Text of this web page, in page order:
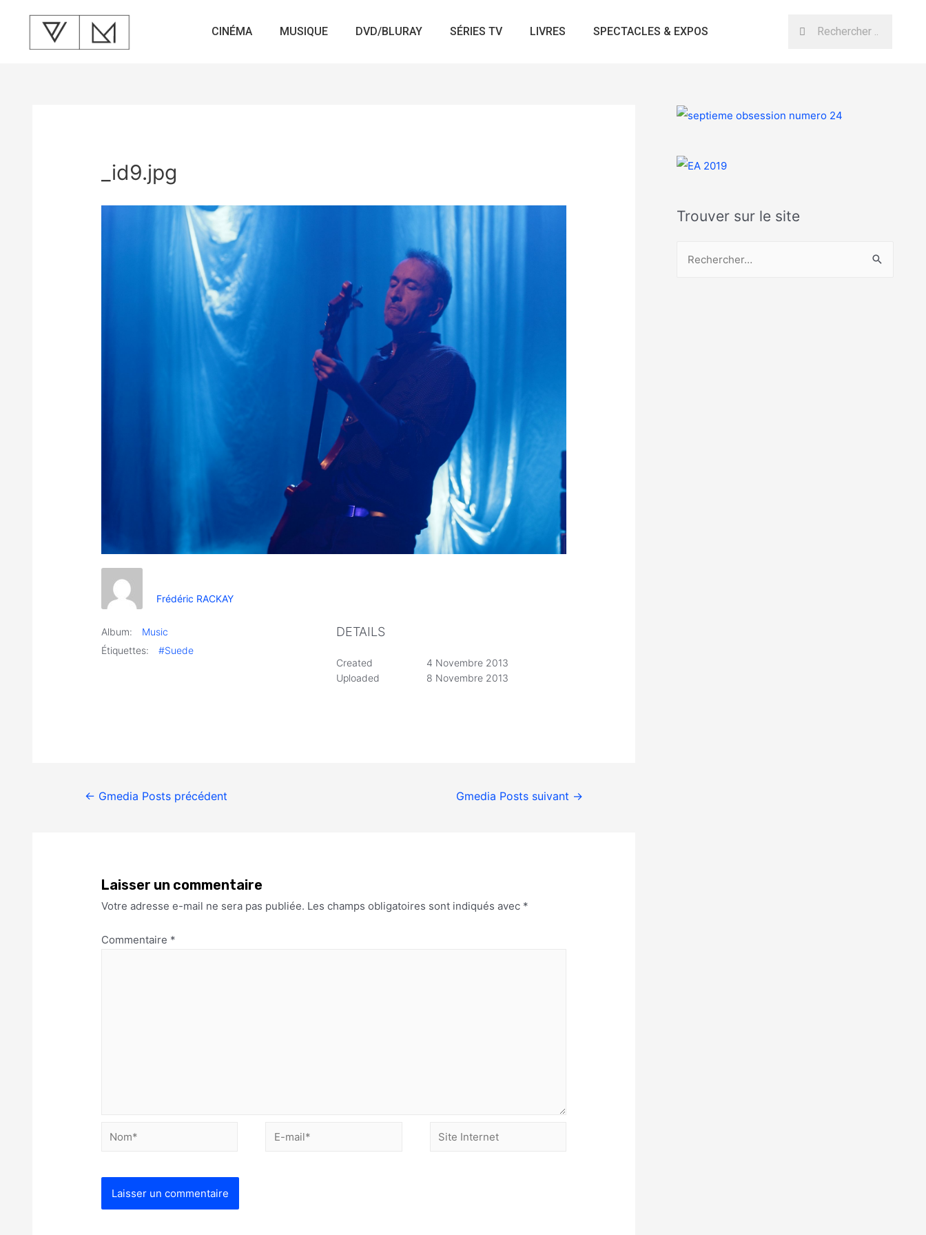
CINÉMA MUSIQUE DVD/BLURAY SÉRIES TV LIVRES SPECTACLES & EXPOS
_id9.jpg
Frédéric RACKAY
Album:
Music
Étiquettes:
#Suede
DETAILS
Created
4 Novembre 2013
Uploaded
8 Novembre 2013
← Gmedia Posts précédent Gmedia Posts suivant →
Laisser un commentaire
Votre adresse e-mail ne sera pas publiée. Les champs obligatoires sont indiqués avec *
Commentaire *
Trouver sur le site